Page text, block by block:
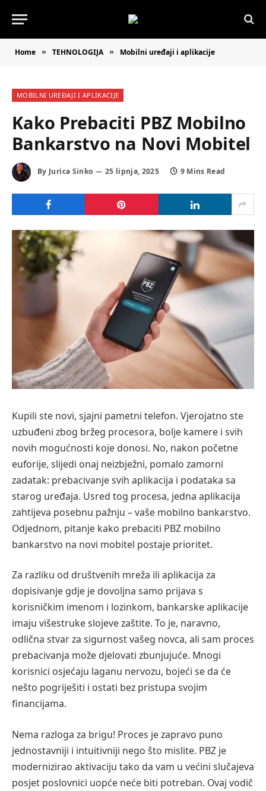
Home » TEHNOLOGIJA » Mobilni uređaji i aplikacije
MOBILNI UREĐAJI I APLIKACIJE
Kako Prebaciti PBZ Mobilno
Bankarstvo na Novi Mobitel
By Jurica Sinko 25 lipnja, 2025 9 Mins Read
Kupili ste novi, sjajni pametni telefon. Vjerojatno ste
uzbuđeni zbog bržeg procesora, bolje kamere i svih
novih mogućnosti koje donosi. No, nakon početne
euforije, slijedi onaj neizbježni, pomalo zamorni
zadatak: prebacivanje svih aplikacija i podataka sa
starog uređaja. Usred tog procesa, jedna aplikacija
zahtijeva posebnu pažnju – vaše mobilno bankarstvo.
Odjednom, pitanje kako prebaciti PBZ mobilno
bankarstvo na novi mobitel postaje prioritet.
Za razliku od društvenih mreža ili aplikacija za
dopisivanje gdje je dovoljna samo prijava s
korisničkim imenom i lozinkom, bankarske aplikacije
imaju višestruke slojeve zaštite. To je, naravno,
odlična stvar za sigurnost vašeg novca, ali sam proces
prebacivanja može djelovati zbunjujuće. Mnogi
korisnici osjećaju laganu nervozu, bojeći se da će
nešto pogriješiti i ostati bez pristupa svojim
financijama.
Nema razloga za brigu! Proces je zapravo puno
jednostavniji i intuitivniji nego što mislite. PBZ je
modernizirao aktivaciju tako da vam u većini slučajeva
posjet poslovnici uopće neće biti potreban. Ovaj vodič